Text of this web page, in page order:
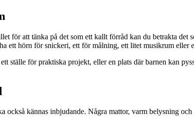
för att tänka på det som ett kallt förråd kan du betrakta
ett hörn för snickeri, ett för målning, ett litet musikrum eller
ställe för praktiska projekt, eller en plats där barnen kan
också kännas inbjudande. Några mattor, varm belysning